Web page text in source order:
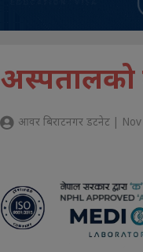
अस्पतालको
आवर बिराटनगर डटनेट |